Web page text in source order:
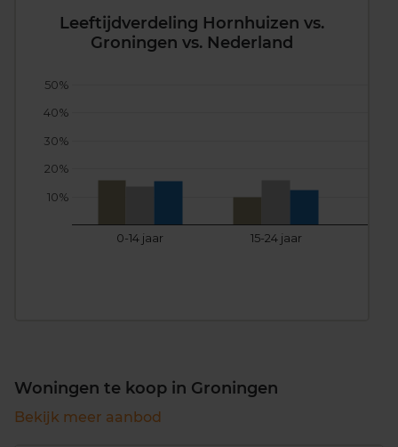
Leeftijdverdeling Hornhuizen vs.
Groningen vs. Nederland
0-14 jaar 15-24 jaar
10%
20%
30%
40%
50%
Woningen te koop in Groningen
Bekijk meer aanbod